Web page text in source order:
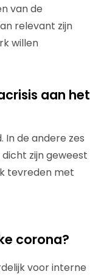
van de
relevant zijn
willen
aan het
In de andere zes
zijn geweest
tevreden met
corona?
voor interne